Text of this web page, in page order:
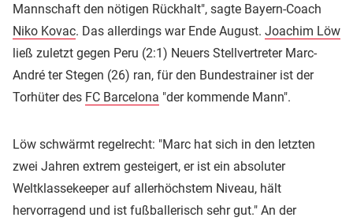
Mannschaft den nötigen Rückhalt", sagte Bayern-Coach
Niko Kovac. Das allerdings war Ende August. Joachim Löw
ließ zuletzt gegen Peru (2:1) Neuers Stellvertreter Marc-
André ter Stegen (26) ran, für den Bundestrainer ist der
Torhüter des FC Barcelona "der kommende Mann".
Löw schwärmt regelrecht: "Marc hat sich in den letzten
zwei Jahren extrem gesteigert, er ist ein absoluter
Weltklassekeeper auf allerhöchstem Niveau, hält
hervorragend und ist fußballerisch sehr gut." An der